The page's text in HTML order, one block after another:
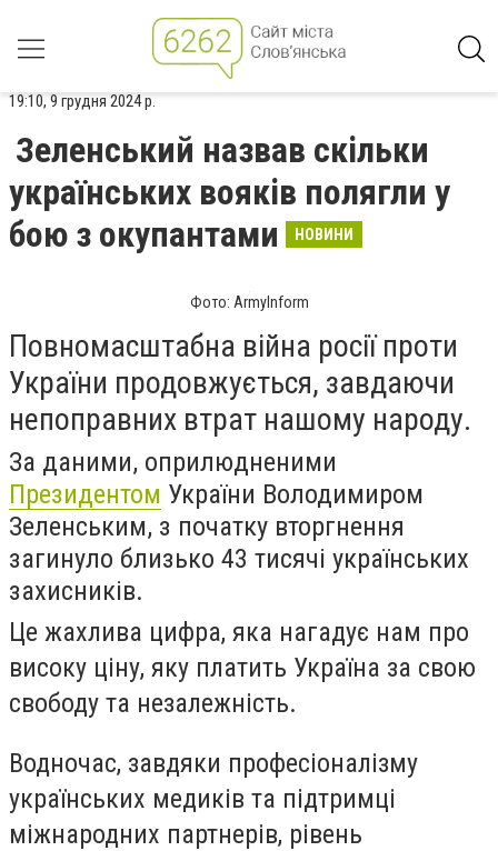
19:10, 9 грудня 2024 р.
Зеленський назвав скільки
українських вояків полягли у
бою з окупантами
НОВИНИ
Фото: ArmyInform
Повномасштабна війна росії проти
України продовжується, завдаючи
непоправних втрат нашому народу.
За даними, оприлюдненими
Президентом України Володимиром
Зеленським, з початку вторгнення
загинуло близько 43 тисячі українських
захисників.
Це жахлива цифра, яка нагадує нам про
високу ціну, яку платить Україна за свою
свободу та незалежність.
Водночас, завдяки професіоналізму
українських медиків та підтримці
міжнародних партнерів, рівень